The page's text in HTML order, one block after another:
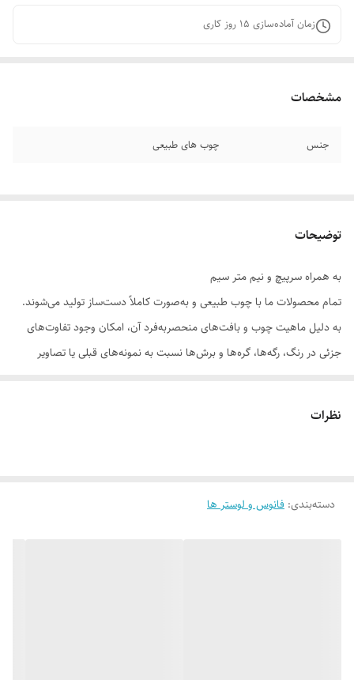
زمان آماده‌سازی 15 روز کاری
مشخصات
جنس چوب های طبیعی
توضیحات
به همراه سرپیچ و نیم‌ متر سیم
تمام محصولات ما با چوب طبیعی و به‌صورت کاملاً دست‌ساز تولید می‌شوند.
به دلیل ماهیت چوب و بافت‌های منحصر‌به‌فرد آن، امکان وجود تفاوت‌های
جزئی در رنگ، رگه‌ها، گره‌ها و برش‌ها نسبت به نمونه‌های قبلی یا تصاویر
لطفاً پیش از ثبت سفارش، تصاویر کارگاهی هر محصول را بررسی کنید. ثبت
نظرات
دسته‌بندی: فانوس و لوستر ها